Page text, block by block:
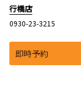
行橋店
0930-23-3215
即時予約